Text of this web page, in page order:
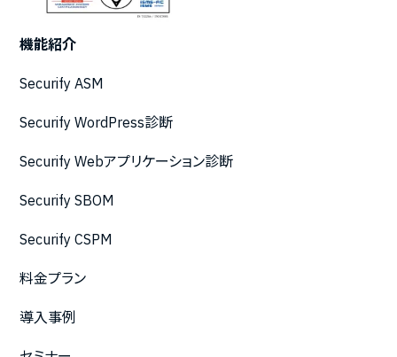
機能紹介
Securify ASM
Securify WordPress診断
Securify Webアプリケーション診断
Securify SBOM
Securify CSPM
料金プラン
導入事例